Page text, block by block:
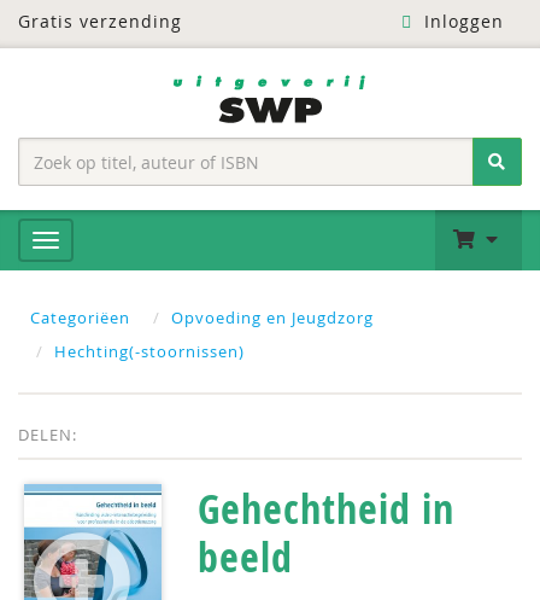
Gratis verzending Inloggen
Categoriëen
Opvoeding en Jeugdzorg
Hechting(-stoornissen)
DELEN:
Gehechtheid in
beeld